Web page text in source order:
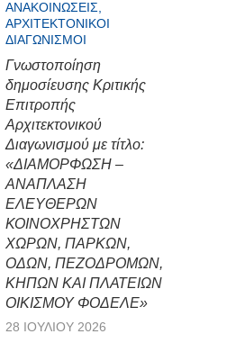
ΑΝΑΚΟΙΝΏΣΕΙΣ,
ΑΡΧΙΤΕΚΤΟΝΙΚΟΊ
ΔΙΑΓΩΝΙΣΜΟΊ
Γνωστοποίηση
δημοσίευσης Κριτικής
Επιτροπής
Αρχιτεκτονικού
Διαγωνισμού με τίτλο:
«ΔΙΑΜΟΡΦΩΣΗ –
ΑΝΑΠΛΑΣΗ
ΕΛΕΥΘΕΡΩΝ
ΚΟΙΝΟΧΡΗΣΤΩΝ
ΧΩΡΩΝ, ΠΑΡΚΩΝ,
ΟΔΩΝ, ΠΕΖΟΔΡΟΜΩΝ,
ΚΗΠΩΝ ΚΑΙ ΠΛΑΤΕΙΩΝ
ΟΙΚΙΣΜΟΥ ΦΟΔΕΛΕ»
28 ΙΟΥΛΊΟΥ 2026